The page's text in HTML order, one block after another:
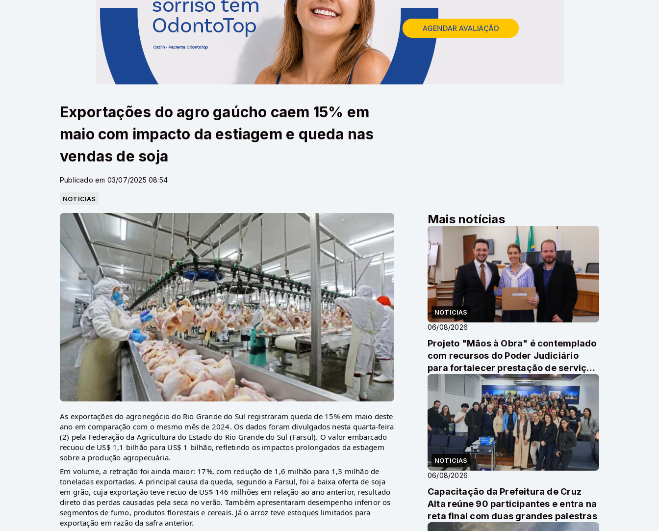
Exportações do agro gaúcho caem 15% em
maio com impacto da estiagem e queda nas
vendas de soja
Publicado em 03/07/2025 08:54
NOTICIAS
As exportações do agronegócio do Rio Grande do Sul registraram queda de 15% em maio deste
ano em comparação com o mesmo mês de 2024. Os dados foram divulgados nesta quarta-feira
(2) pela Federação da Agricultura do Estado do Rio Grande do Sul (Farsul). O valor embarcado
recuou de US$ 1,1 bilhão para US$ 1 bilhão, refletindo os impactos prolongados da estiagem
sobre a produção agropecuária.
Em volume, a retração foi ainda maior: 17%, com redução de 1,6 milhão para 1,3 milhão de
toneladas exportadas. A principal causa da queda, segundo a Farsul, foi a baixa oferta de soja
em grão, cuja exportação teve recuo de US$ 146 milhões em relação ao ano anterior, resultado
direto das perdas causadas pela seca no verão. Também apresentaram desempenho inferior os
segmentos de fumo, produtos florestais e cereais. Já o arroz teve estoques limitados para
exportação em razão da safra anterior.
Mais notícias
NOTICIAS
06/08/2026
Projeto "Mãos à Obra" é contemplado
com recursos do Poder Judiciário
para fortalecer prestação de serviço
comunitário
NOTICIAS
06/08/2026
Capacitação da Prefeitura de Cruz
Alta reúne 90 participantes e entra na
reta final com duas grandes palestras